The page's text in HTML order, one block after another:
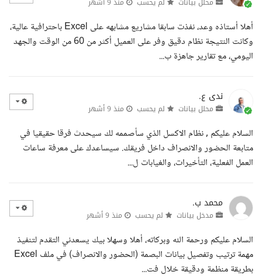
أهلا أستاذه وعد، نفذت سابقا مشاريع مشابهه على Excel باحترافية عالية،
وكانت النتيجة نظام دقيق وفر على العميل أكثر من 60 من الوقت والجهد
اليومي، مع تقارير جاهزة ب...
ندى ع.
محلل بيانات لم يحسب منذ 9 أشهر
السلام عليكم , نظام الاكسل الذي سأصممه لك سيحدث فرقا حقيقيا في
متابعة الحضور والانصراف داخل فريقك. سيساعدك على معرفة ساعات
العمل الفعلية، التأخيرات، والغيابات ل...
محمد ب.
مدخل بيانات لم يحسب منذ 9 أشهر
السلام عليكم ورحمة الله وبركاته، أهلا وسهلا بيك يسعدني التقدم لتنفيذ
مهمة ترتيب وتفصيل بيانات البصمة (الحضور والانصراف) في ملف Excel
بطريقة منظمة ودقيقة خلال فت...